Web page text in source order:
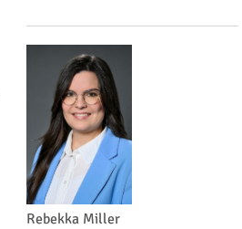
Rebekka Miller